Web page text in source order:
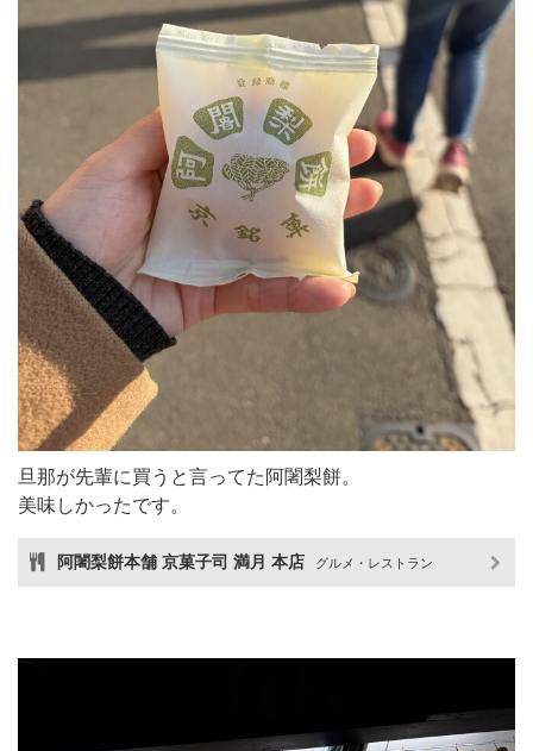
旦那が先輩に買うと言ってた阿闍梨餅。
美味しかったです。
阿闍梨餅本舗 京菓子司 満月 本店 グルメ・レストラン